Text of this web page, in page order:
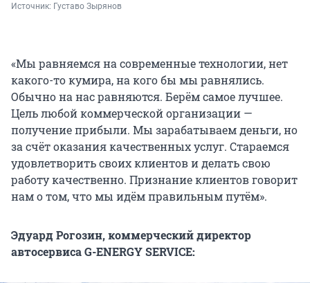
Источник: Густаво Зырянов
«Мы равняемся на современные технологии, нет
какого-то кумира, на кого бы мы равнялись.
Обычно на нас равняются. Берём самое лучшее.
Цель любой коммерческой организации —
получение прибыли. Мы зарабатываем деньги, но
за счёт оказания качественных услуг. Стараемся
удовлетворить своих клиентов и делать свою
работу качественно. Признание клиентов говорит
нам о том, что мы идём правильным путём».
Эдуард Рогозин, коммерческий директор
автосервиса G-ENERGY SERVICE: